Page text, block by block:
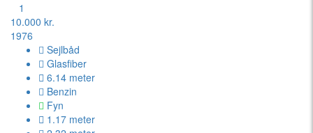
1
10.000 kr.
1976
Sejlbåd
Glasfiber
6.14 meter
Benzin
Fyn
1.17 meter